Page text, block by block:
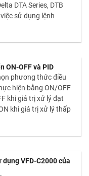
DTA Series, DTB
việc sử dụng lệnh
ON-OFF và PID
phương thức điều
hiện bằng ON/OFF
khi giá trị xử lý đạt
khi giá trị xử lý thấp
VFD-C2000 của